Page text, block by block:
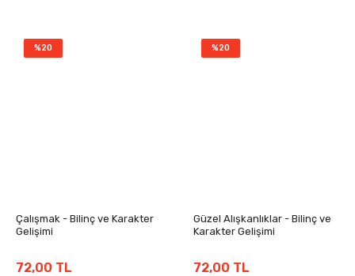
%20
Çalışmak - Bilinç ve Karakter
Gelişimi
72,00 TL
%20
Güzel Alışkanlıklar - Bilinç ve
Karakter Gelişimi
72,00 TL